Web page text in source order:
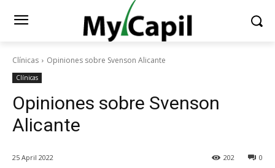
Clínicas Opiniones sobre Svenson Alicante
Clínicas
Opiniones sobre Svenson
Alicante
25 April 2022 0
202